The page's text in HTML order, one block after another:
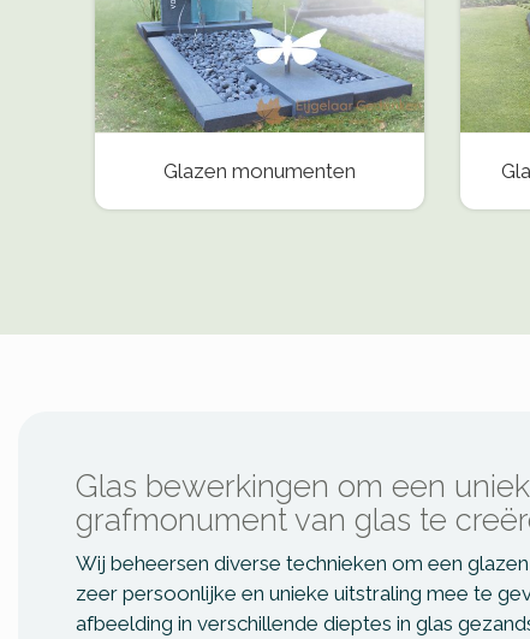
Glazen monumenten
Glas bewerkingen om een uniek
grafmonument van glas te
Wij beheersen diverse technieken om een
zeer persoonlijke en unieke uitstraling mee te
afbeelding in verschillende dieptes in glas